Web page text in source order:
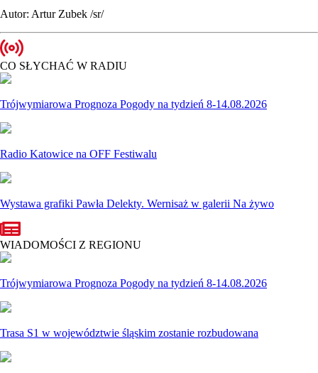
Autor: Artur Zubek /sr/
CO SŁYCHAĆ W RADIU
Trójwymiarowa Prognoza Pogody na tydzień 8-14.08.2026
Radio Katowice na OFF Festiwalu
Wystawa grafiki Pawła Delekty. Wernisaż w galerii Na żywo
WIADOMOŚCI Z REGIONU
Trójwymiarowa Prognoza Pogody na tydzień 8-14.08.2026
Trasa S1 w województwie śląskim zostanie rozbudowana